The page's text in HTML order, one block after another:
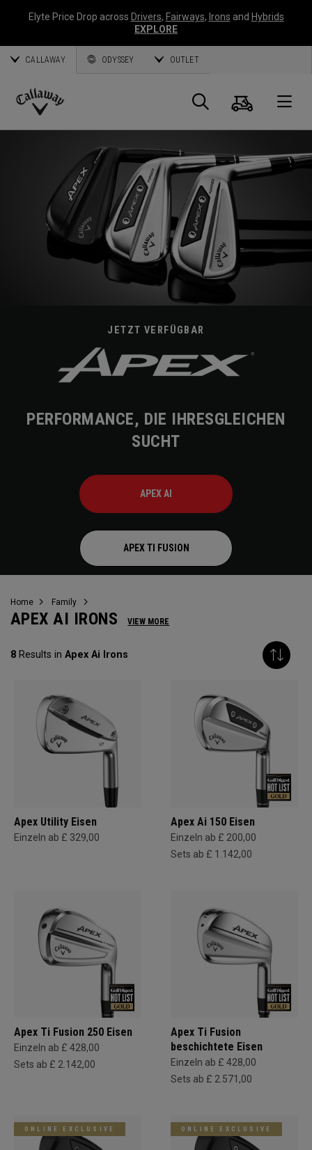
Elyte Price Drop across Drivers, Fairways, Irons and Hybrids
EXPLORE
CALLAWAY ODYSSEY OUTLET
Callaway
Suche
JETZT VERFÜGBAR
PERFORMANCE, DIE IHRESGLEICHEN
SUCHT
APEX AI
APEX TI FUSION
Home Family
APEX AI IRONS VIEW MORE
8 Results in Apex Ai Irons
Apex Utility Eisen
Einzeln ab £ 329,00
Apex Ai 150 Eisen
Einzeln ab £ 200,00
Sets ab £ 1.142,00
Apex Ti Fusion 250 Eisen
Einzeln ab £ 428,00
Sets ab £ 2.142,00
Apex Ti Fusion
beschichtete Eisen
Einzeln ab £ 428,00
Sets ab £ 2.571,00
ONLINE EXCLUSIVE ONLINE EXCLUSIVE